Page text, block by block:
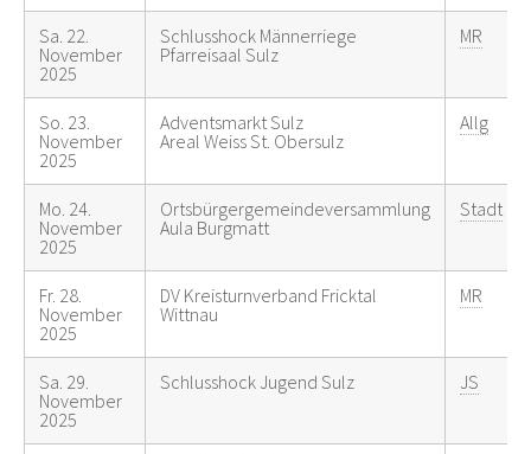
Sa. 22.
November
2025
Schlusshock Männerriege
Pfarreisaal Sulz
MR
So. 23.
November
2025
Adventsmarkt Sulz
Areal Weiss St. Obersulz
Allg
Mo. 24.
November
2025
Ortsbürgergemeindeversammlung
Aula Burgmatt
Stadt
Fr. 28.
November
2025
DV Kreisturnverband Fricktal
Wittnau
MR
Sa. 29.
November
2025
Schlusshock Jugend Sulz JS